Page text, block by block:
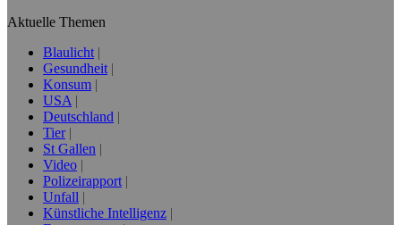
Aktuelle Themen
Blaulicht
Gesundheit
Konsum
USA
Deutschland
Tier
St Gallen
Video
Polizeirapport
Unfall
Künstliche Intelligenz